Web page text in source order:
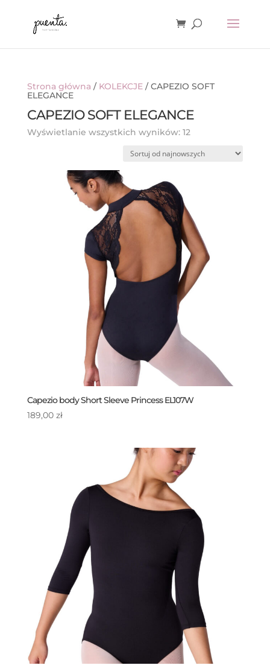
Strona główna / KOLEKCJE/ CAPEZIO SOFT
ELEGANCE
CAPEZIO SOFT ELEGANCE
Wyświetlanie wszystkich wyników: 12Posortowane
najnowszych
Capezio body Short Sleeve Princess EL107W
189,00 zł